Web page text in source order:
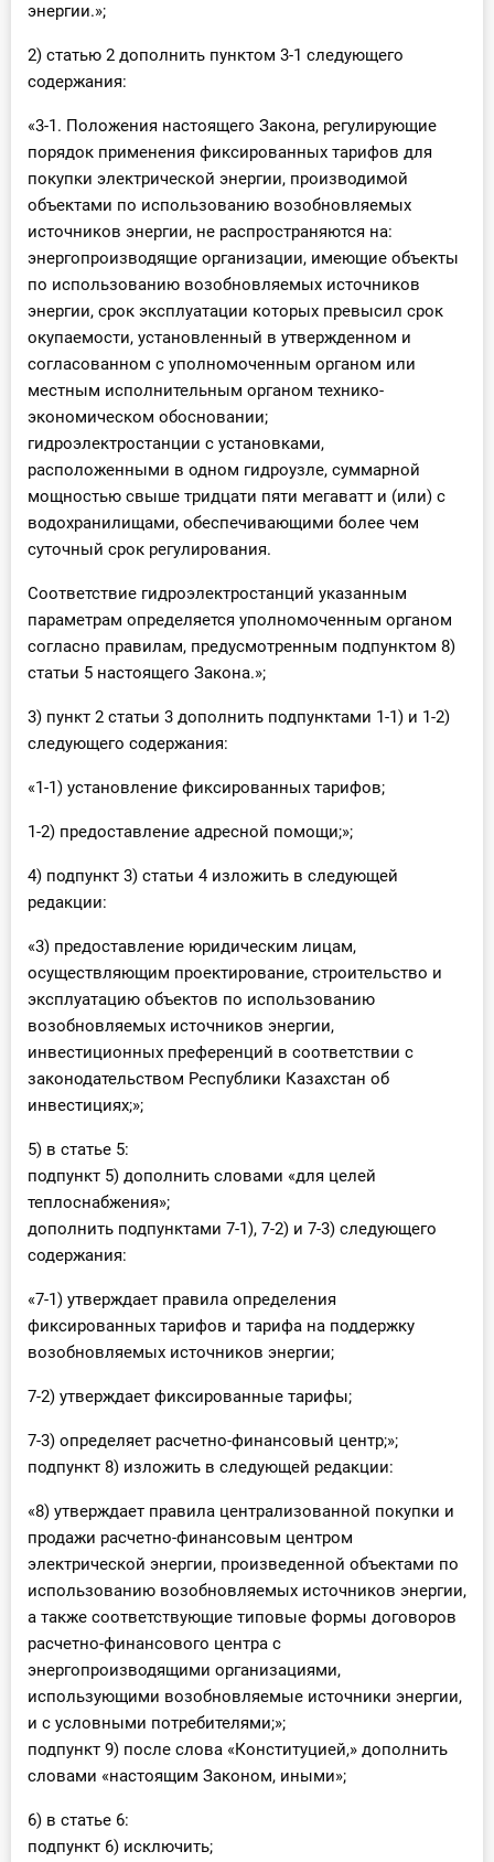
энергии.»;
2) статью 2 дополнить пунктом 3-1 следующего
содержания:
«3-1. Положения настоящего Закона, регулирующие
порядок применения фиксированных тарифов для
покупки электрической энергии, производимой
объектами по использованию возобновляемых
источников энергии, не распространяются на:
энергопроизводящие организации, имеющие объекты
по использованию возобновляемых источников
энергии, срок эксплуатации которых превысил срок
окупаемости, установленный в утвержденном и
согласованном с уполномоченным органом или
местным исполнительным органом технико-
экономическом обосновании;
гидроэлектростанции с установками,
расположенными в одном гидроузле, суммарной
мощностью свыше тридцати пяти мегаватт и (или) с
водохранилищами, обеспечивающими более чем
суточный срок регулирования.
Соответствие гидроэлектростанций указанным
параметрам определяется уполномоченным органом
согласно правилам, предусмотренным подпунктом 8)
статьи 5 настоящего Закона.»;
3) пункт 2 статьи 3 дополнить подпунктами 1-1) и 1-2)
следующего содержания:
«1-1) установление фиксированных тарифов;
1-2) предоставление адресной помощи;»;
4) подпункт 3) статьи 4 изложить в следующей
редакции:
«3) предоставление юридическим лицам,
осуществляющим проектирование, строительство и
эксплуатацию объектов по использованию
возобновляемых источников энергии,
инвестиционных преференций в соответствии с
законодательством Республики Казахстан об
инвестициях;»;
5) в статье 5:
подпункт 5) дополнить словами «для целей
теплоснабжения»;
дополнить подпунктами 7-1), 7-2) и 7-3) следующего
содержания:
«7-1) утверждает правила определения
фиксированных тарифов и тарифа на поддержку
возобновляемых источников энергии;
7-2) утверждает фиксированные тарифы;
7-3) определяет расчетно-финансовый центр;»;
подпункт 8) изложить в следующей редакции:
«8) утверждает правила централизованной покупки и
продажи расчетно-финансовым центром
электрической энергии, произведенной объектами по
использованию возобновляемых источников энергии,
а также соответствующие типовые формы договоров
расчетно-финансового центра с
энергопроизводящими организациями,
использующими возобновляемые источники энергии,
и с условными потребителями;»;
подпункт 9) после слова «Конституцией,» дополнить
словами «настоящим Законом, иными»;
6) в статье 6:
подпункт 6) исключить;